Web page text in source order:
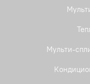
Мульти-